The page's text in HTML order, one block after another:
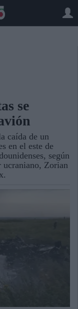
se
caída de un
en el este de
según
Zorian